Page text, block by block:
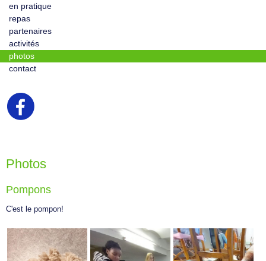
en pratique
repas
partenaires
activités
photos
contact
Photos
Pompons
C'est le pompon!